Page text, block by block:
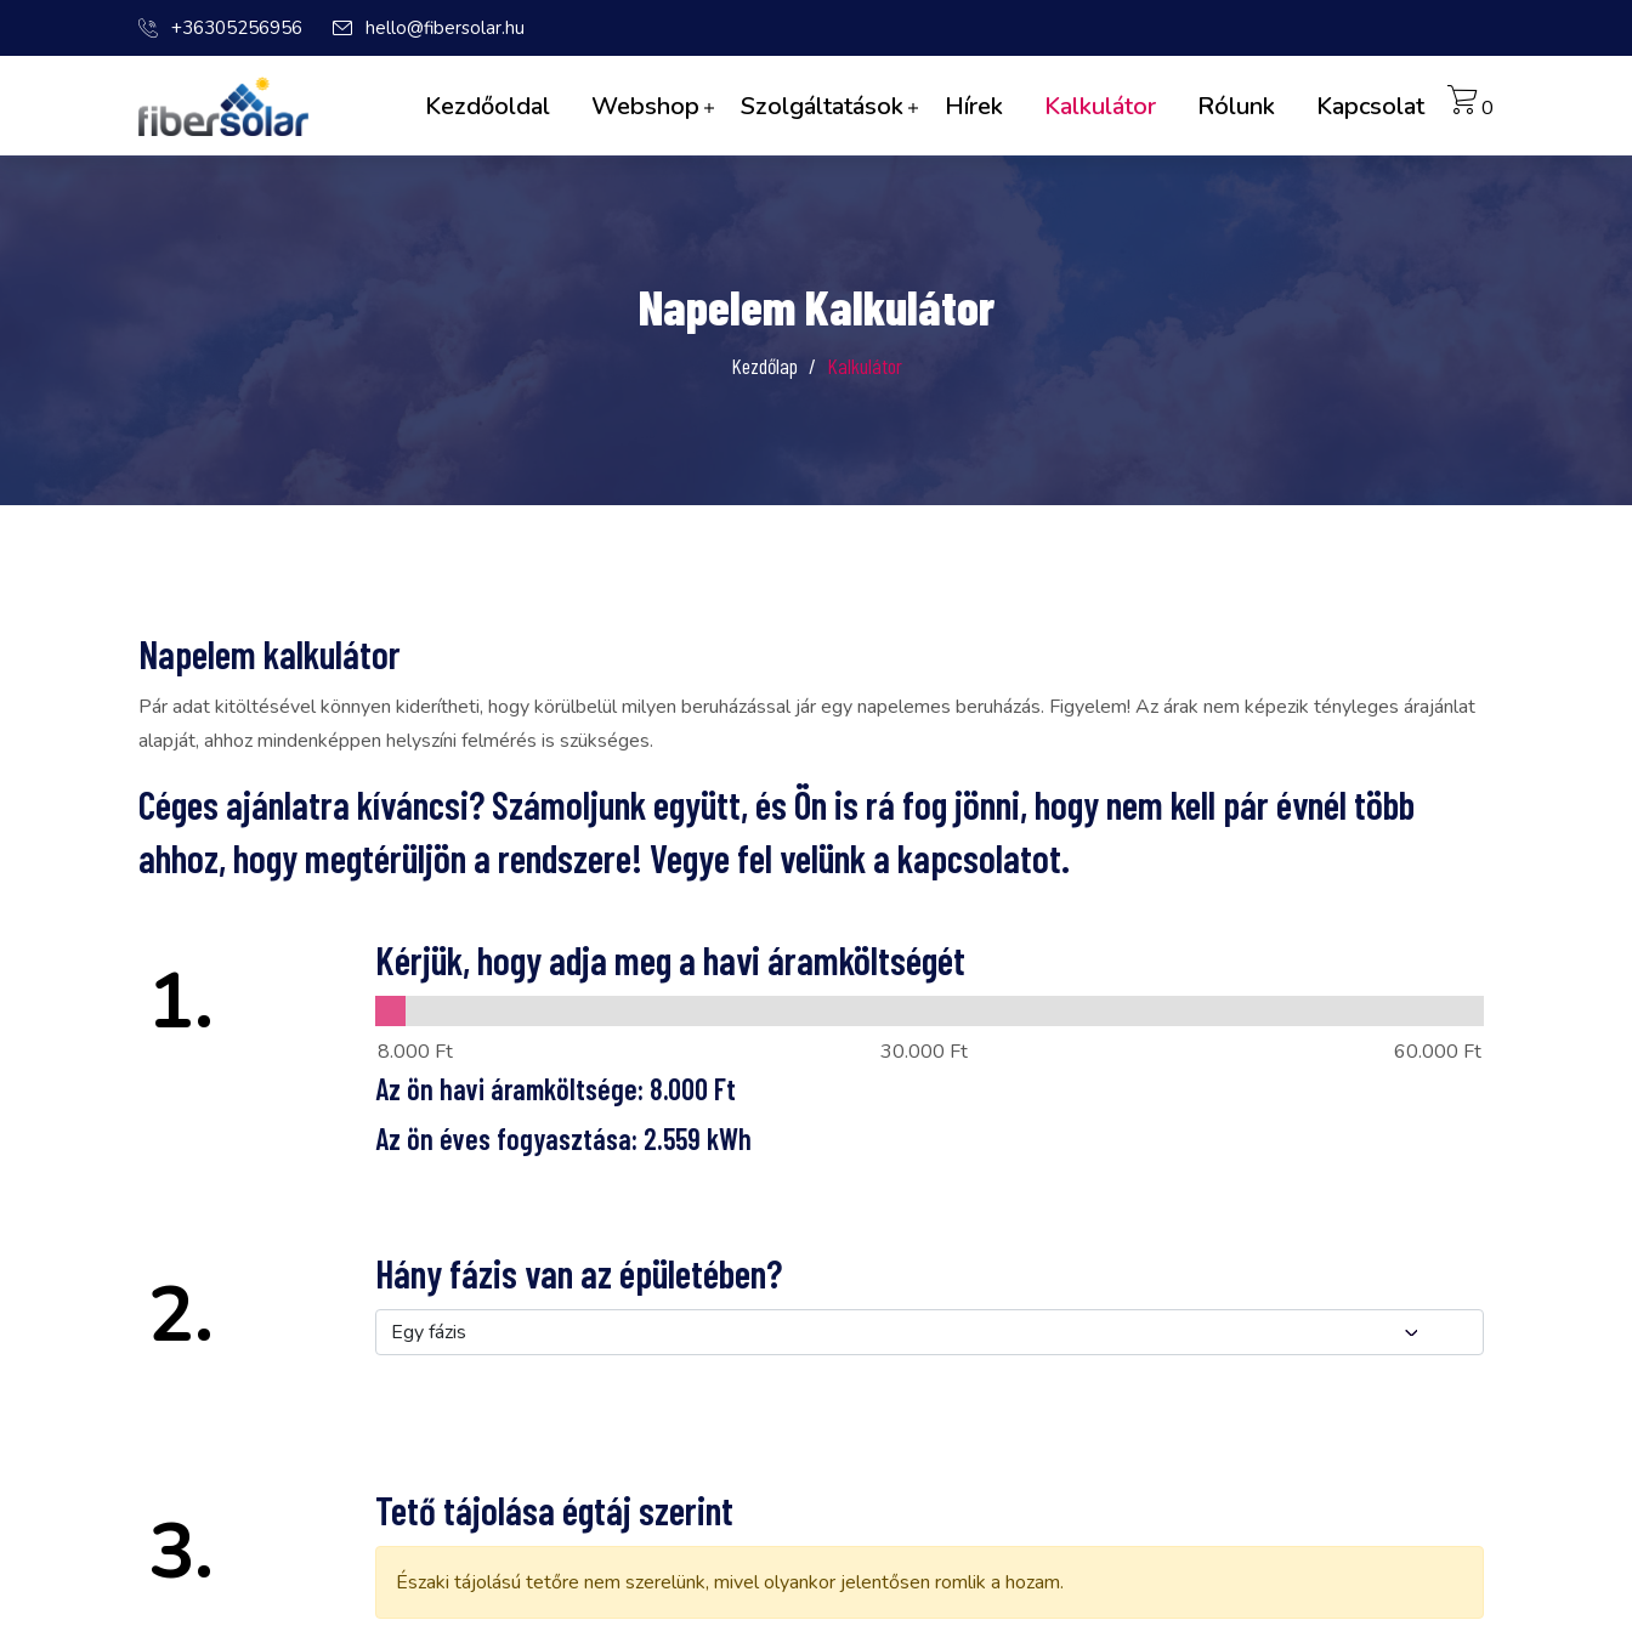
+36305256956 hello@fibersolar.hu
Kezdőoldal Webshop Szolgáltatások Hírek Kalkulátor Rólunk Kapcsolat 0
Napelem Kalkulátor
Kezdőlap Kalkulátor
Napelem kalkulátor
Pár adat kitöltésével könnyen kiderítheti, hogy körülbelül milyen beruházással jár egy napelemes beruházás. Figyelem! Az árak nem képezik tényleges árajánlat
alapját, ahhoz mindenképpen helyszíni felmérés is szükséges.
Céges ajánlatra kíváncsi? Számoljunk együtt, és Ön is rá fog jönni, hogy nem kell pár évnél több
ahhoz, hogy megtérüljön a rendszere! Vegye fel velünk a kapcsolatot.
1. Kérjük, hogy adja meg a havi áramköltségét
Az ön havi áramköltsége: 8.000 Ft
Az ön éves fogyasztása: 2.559 kWh
2. Hány fázis van az épületében?
3. Tető tájolása égtáj szerint
Északi tájolású tetőre nem szerelünk, mivel olyankor jelentősen romlik a hozam.